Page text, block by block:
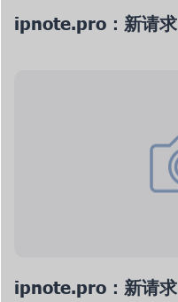
ipnote.pro：新请求
ipnote.pro：新请求